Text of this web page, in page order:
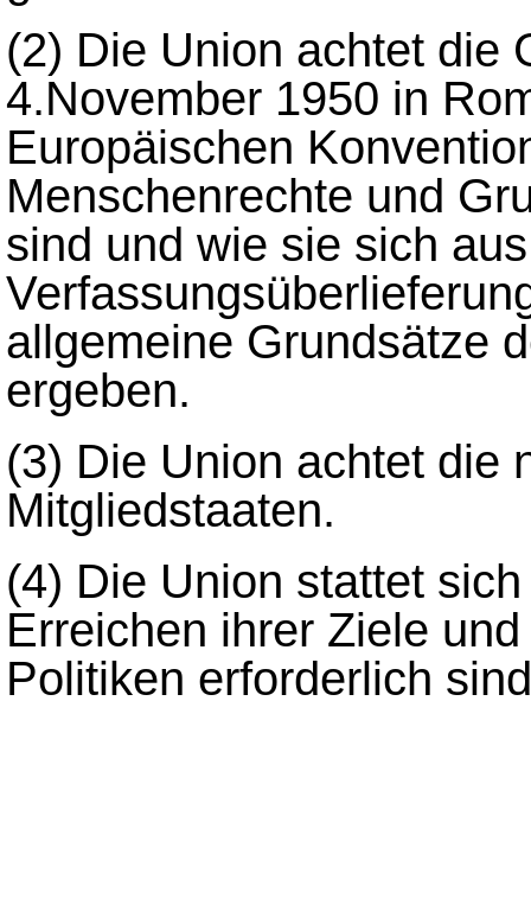
(2) Die Union achtet die
4.November 1950 in
Europäischen
Menschenrechte und
sind und wie sie sich
allgemeine Grundsätze
ergeben.
(3) Die Union achtet die
Mitgliedstaaten.
(4) Die Union stattet
Erreichen ihrer Ziele
Politiken erforderlich